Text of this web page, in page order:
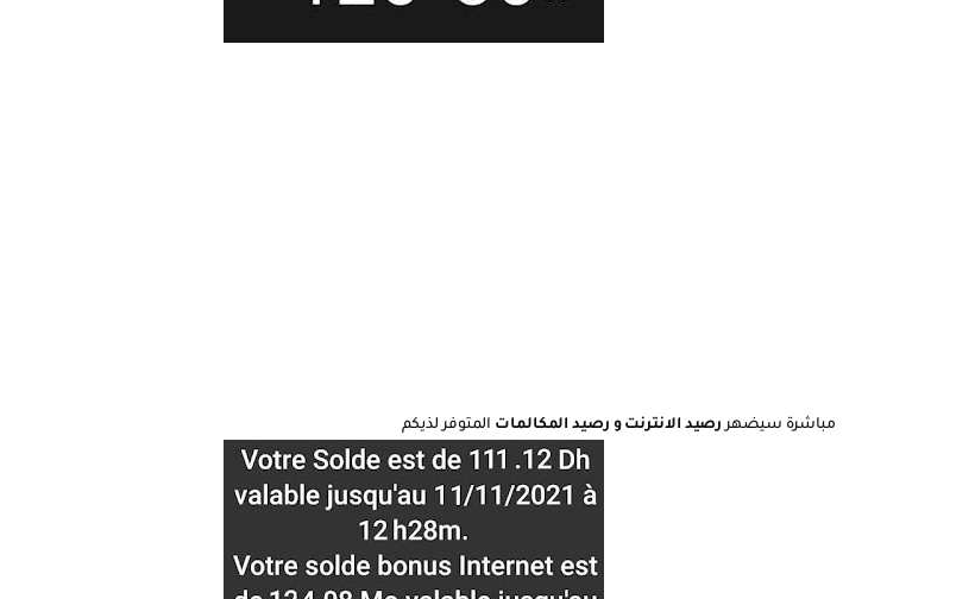
مباشرة سيضهررصيد الانترنت و رصيد المكالمات المتوفر لذيكم